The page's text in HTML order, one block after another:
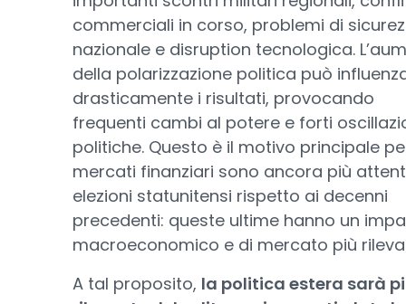
commerciali in corso, problemi di
nazionale e disruption tecnologica.
della polarizzazione politica può
drasticamente i risultati, provocando
frequenti cambi al potere e forti
politiche. Questo è il motivo principale
mercati finanziari sono ancora più
elezioni statunitensi rispetto ai decenni
precedenti: queste ultime hanno un
macroeconomico e di mercato più
A tal proposito, la politica estera sarà